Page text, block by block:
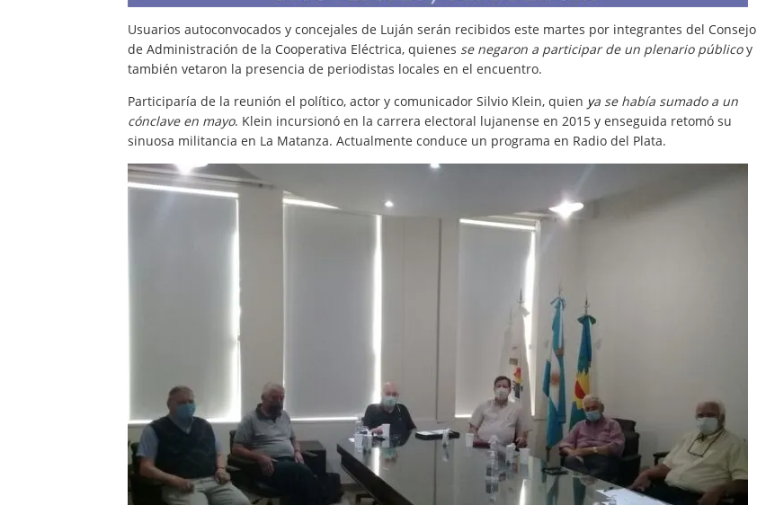
Usuarios autoconvocados y concejales de Luján serán recibidos este martes por integrantes del Consejo
de Administración de la Cooperativa Eléctrica, quienes se negaron a participar de un plenario públicoy
también vetaron la presencia de periodistas locales en el encuentro.
Participaría de la reunión el político, actor y comunicador Silvio Klein, quien ya se había sumado a un
cónclave en mayo. Klein incursionó en la carrera electoral lujanense en 2015 y enseguida retomó su
sinuosa militancia en La Matanza. Actualmente conduce un programa en Radio del Plata.